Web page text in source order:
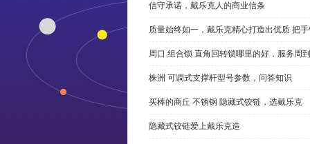
信守承诺，戴乐克人的商业信条
质量始终如一，戴乐克精心打造出优质 把
周口 组合锁 直角回转锁哪里的好，服务周到
株洲 可调式支撑杆型号参数，问答知识
买棒的商丘 不锈钢 隐藏式铰链，选戴乐克
隐藏式铰链爱上戴乐克造